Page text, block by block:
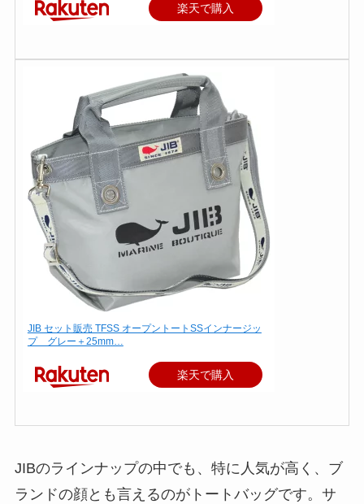
楽天で購入
JIB セット販売 TFSS オープントートSSインナージッ
プ グレー＋25mm…
楽天で購入
JIBのラインナップの中でも、特に人気が高く、ブ
ランドの顔とも言えるのがトートバッグです。サ